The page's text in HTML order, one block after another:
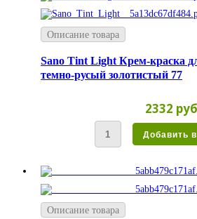
Описание товара
Sano Tint Light Крем-краска
темно-русый золотистый 77
2332 руб
Описание товара